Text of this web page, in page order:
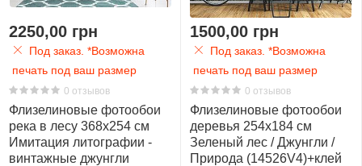
м2)
2250,00 грн
Под заказ. *Возможна
печать под ваш размер
0 отзывов
Флизелиновые фотообои
река в лесу 368x254 см
Имитация литографии -
винтажные джунгли
1500,00 грн
Под заказ. *Возможна
печать под ваш размер
0 отзывов
Флизелиновые фотообои
деревья 254x184 см
Зеленый лес / Джунгли /
Природа (14526V4)+клей